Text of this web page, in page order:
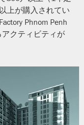
上が購入されてい
Phnom Penh
クティビティが